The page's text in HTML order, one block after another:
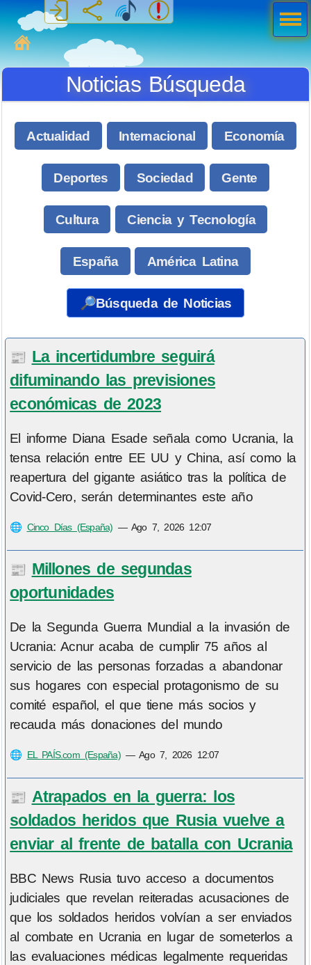
MiSabueso
Noticias Búsqueda
Actualidad Internacional Economía
Deportes Sociedad Gente
Cultura Ciencia y Tecnología
España América Latina
🔎Búsqueda de Noticias
📰 La incertidumbre seguirá
difuminando las previsiones
económicas de 2023
El informe Diana Esade señala como Ucrania, la
tensa relación entre EE UU y China, así como la
reapertura del gigante asiático tras la política de
Covid-Cero, serán determinantes este año
🌐 Cinco Días (España) —Ago 7, 2026 12:07
📰 Millones de segundas
oportunidades
De la Segunda Guerra Mundial a la invasión de
Ucrania: Acnur acaba de cumplir 75 años al
servicio de las personas forzadas a abandonar
sus hogares con especial protagonismo de su
comité español, el que tiene más socios y
recauda más donaciones del mundo
🌐 EL PAÍS.com (España)—Ago 7, 2026 12:07
📰 Atrapados en la guerra: los
soldados heridos que Rusia vuelve a
enviar al frente de batalla con Ucrania
BBC News Rusia tuvo acceso a documentos
judiciales que revelan reiteradas acusaciones de
que los soldados heridos volvían a ser enviados
al combate en Ucrania en lugar de someterlos a
las evaluaciones médicas legalmente requeridas
Men
ú